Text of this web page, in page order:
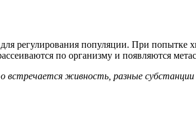
регулирования популяции. При попытке
по организму и появляются
встречается живность, разные субстанции